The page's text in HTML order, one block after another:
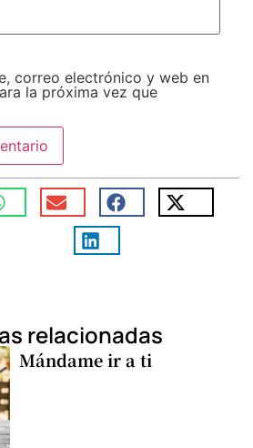
correo electrónico y web en
la próxima vez que
relacionadas
Mándame ir a ti